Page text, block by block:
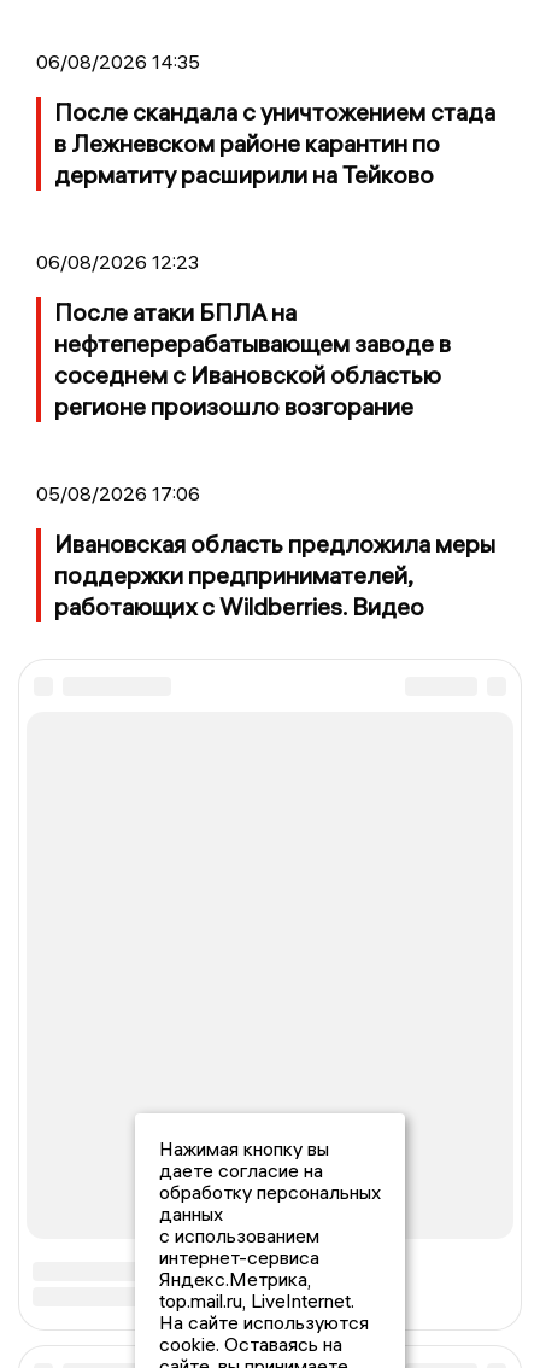
06/08/2026 14:35
После скандала с уничтожением стада
в Лежневском районе карантин по
дерматиту расширили на Тейково
06/08/2026 12:23
После атаки БПЛА на
нефтеперерабатывающем заводе в
соседнем с Ивановской областью
регионе произошло возгорание
05/08/2026 17:06
Ивановская область предложила меры
поддержки предпринимателей,
работающих с Wildberries. Видео
Нажимая кнопку вы
даете согласие на
обработку персональных
данных
с использованием
интернет-сервиса
Яндекс.Метрика,
top.mail.ru, LiveInternet.
На сайте используются
cookie. Оставаясь на